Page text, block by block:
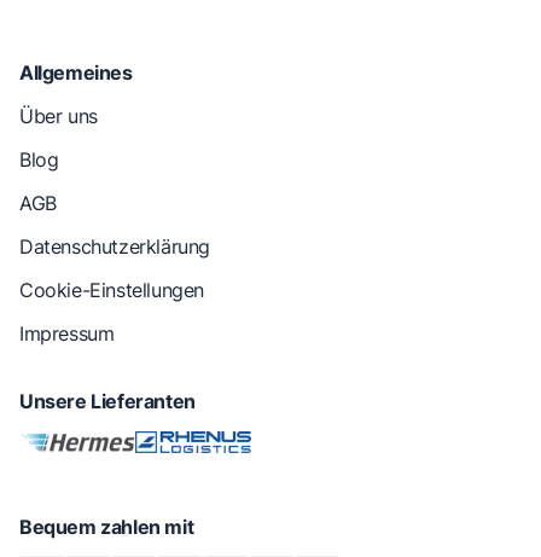
Allgemeines
Über uns
Blog
AGB
Datenschutzerklärung
Cookie-Einstellungen
Impressum
Unsere Lieferanten
Bequem zahlen mit